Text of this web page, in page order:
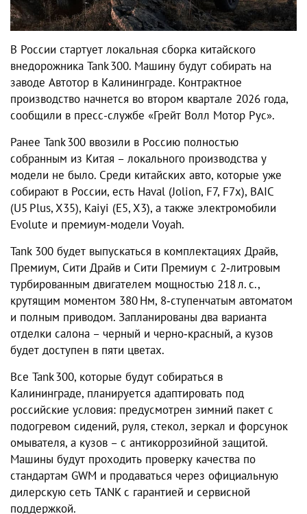
В России стартует локальная сборка китайского
внедорожника Tank 300. Машину будут собирать на
заводе Автотор в Калининграде. Контрактное
производство начнется во втором квартале 2026 года,
сообщили в пресс-службе «Грейт Волл Мотор Рус».
Ранее Tank 300 ввозили в Россию полностью
собранным из Китая – локального производства у
модели не было. Среди китайских авто, которые уже
собирают в России, есть Haval (Jolion, F7, F7x), BAIC
(U5 Plus, X35), Kaiyi (E5, X3), а также электромобили
Evolute и премиум-модели Voyah.
Tank 300 будет выпускаться в комплектациях Драйв,
Премиум, Сити Драйв и Сити Премиум с 2‑литровым
турбированным двигателем мощностью 218 л. с.,
крутящим моментом 380 Нм, 8‑ступенчатым автоматом
и полным приводом. Запланированы два варианта
отделки салона – черный и черно‑красный, а кузов
будет доступен в пяти цветах.
Все Tank 300, которые будут собираться в
Калининграде, планируется адаптировать под
российские условия: предусмотрен зимний пакет с
подогревом сидений, руля, стекол, зеркал и форсунок
омывателя, а кузов – с антикоррозийной защитой.
Машины будут проходить проверку качества по
стандартам GWM и продаваться через официальную
дилерскую сеть TANK с гарантией и сервисной
поддержкой.